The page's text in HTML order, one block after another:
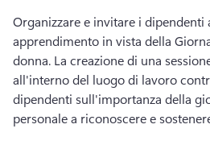
Organizzare e invitare i dipendenti
apprendimento in vista della
donna. La creazione di una
all'interno del luogo di lavoro
dipendenti sull'importanza della
personale a riconoscere e